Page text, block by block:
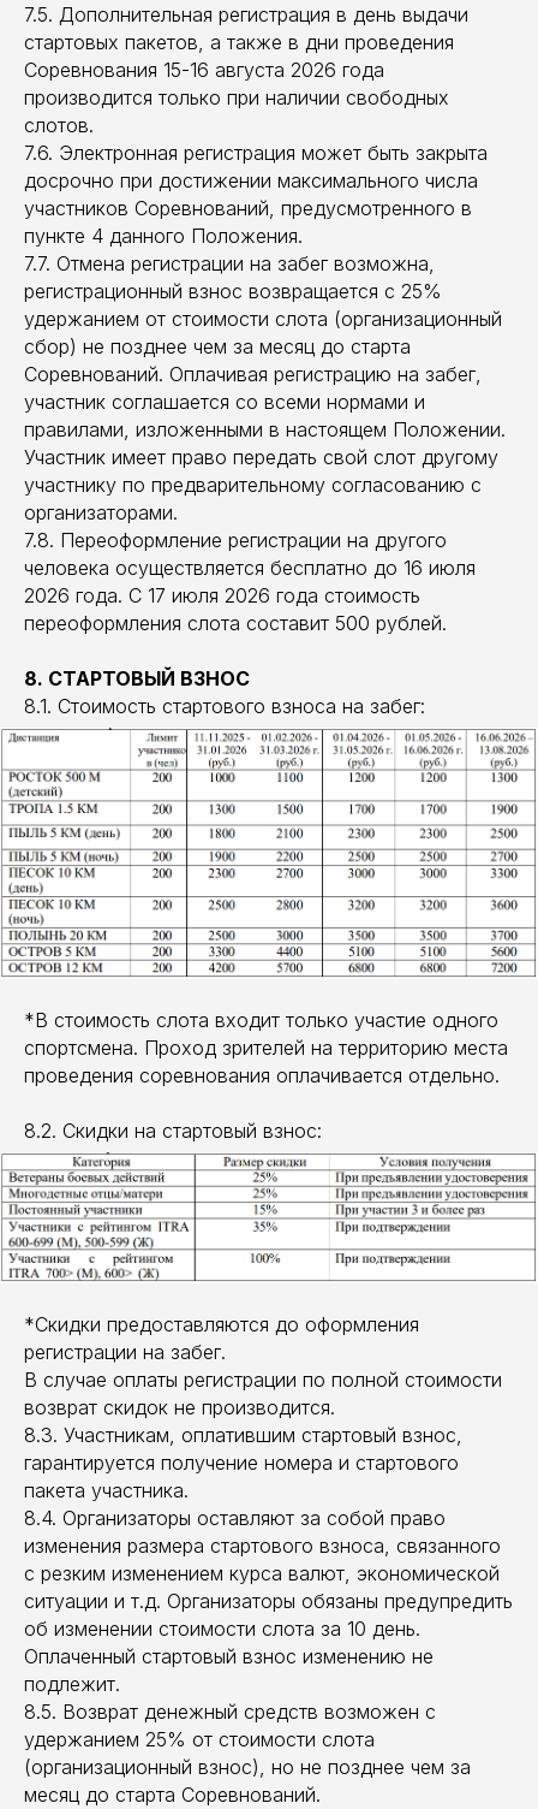
7.5. Дополнительная регистрация в день выдачи
стартовых пакетов, а также в дни проведения
Соревнования 15-16 августа 2026 года
производится только при наличии свободных
слотов.
7.6. Электронная регистрация может быть закрыта
досрочно при достижении максимального числа
участников Соревнований, предусмотренного в
пункте 4 данного Положения.
7.7. Отмена регистрации на забег возможна,
регистрационный взнос возвращается с 25%
удержанием от стоимости слота (организационный
сбор) не позднее чем за месяц до старта
Соревнований. Оплачивая регистрацию на забег,
участник соглашается со всеми нормами и
правилами, изложенными в настоящем Положении.
Участник имеет право передать свой слот другому
участнику по предварительному согласованию с
организаторами.
7.8. Переоформление регистрации на другого
человека осуществляется бесплатно до 16 июля
2026 года. С 17 июля 2026 года стоимость
переоформления слота составит 500 рублей.
8. СТАРТОВЫЙ ВЗНОС
8.1. Стоимость стартового взноса на забег:
*В стоимость слота входит только участие одного
спортсмена. Проход зрителей на территорию места
проведения соревнования оплачивается отдельно.
8.2. Скидки на стартовый взнос:
*Скидки предоставляются до оформления
регистрации на забег.
В случае оплаты регистрации по полной стоимости
возврат скидок не производится.
8.3. Участникам, оплатившим стартовый взнос,
гарантируется получение номера и стартового
пакета участника.
8.4. Организаторы оставляют за собой право
изменения размера стартового взноса, связанного
с резким изменением курса валют, экономической
ситуации и т.д. Организаторы обязаны предупредить
об изменении стоимости слота за 10 день.
Оплаченный стартовый взнос изменению не
подлежит.
8.5. Возврат денежный средств возможен с
удержанием 25% от стоимости слота
(организационный взнос), но не позднее чем за
месяц до старта Соревнований.